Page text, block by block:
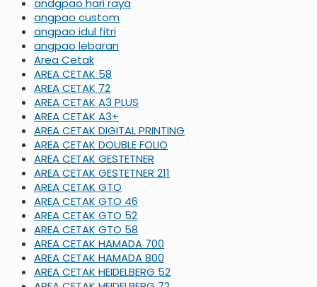
andgpao hari raya
angpao custom
angpao idul fitri
angpao lebaran
Area Cetak
AREA CETAK 58
AREA CETAK 72
AREA CETAK A3 PLUS
AREA CETAK A3+
AREA CETAK DIGITAL PRINTING
AREA CETAK DOUBLE FOLIO
AREA CETAK GESTETNER
AREA CETAK GESTETNER 211
AREA CETAK GTO
AREA CETAK GTO 46
AREA CETAK GTO 52
AREA CETAK GTO 58
AREA CETAK HAMADA 700
AREA CETAK HAMADA 800
AREA CETAK HEIDELBERG 52